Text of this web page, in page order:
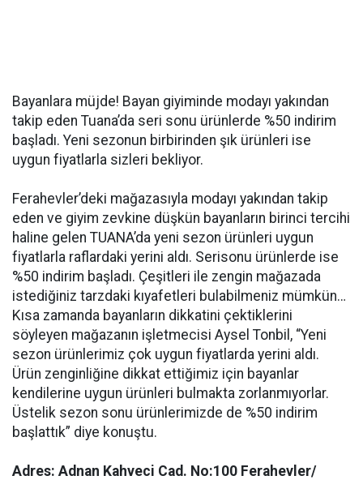
Bayanlara müjde! Bayan giyiminde modayı yakından
takip eden Tuana’da seri sonu ürünlerde %50 indirim
başladı. Yeni sezonun birbirinden şık ürünleri ise
uygun fiyatlarla sizleri bekliyor.
Ferahevler’deki mağazasıyla modayı yakından takip
eden ve giyim zevkine düşkün bayanların birinci tercihi
haline gelen TUANA’da yeni sezon ürünleri uygun
fiyatlarla raflardaki yerini aldı. Serisonu ürünlerde ise
%50 indirim başladı. Çeşitleri ile zengin mağazada
istediğiniz tarzdaki kıyafetleri bulabilmeniz mümkün…
Kısa zamanda bayanların dikkatini çektiklerini
söyleyen mağazanın işletmecisi Aysel Tonbil, “Yeni
sezon ürünlerimiz çok uygun fiyatlarda yerini aldı.
Ürün zenginliğine dikkat ettiğimiz için bayanlar
kendilerine uygun ürünleri bulmakta zorlanmıyorlar.
Üstelik sezon sonu ürünlerimizde de %50 indirim
başlattık” diye konuştu.
Adres: Adnan Kahveci Cad. No:100 Ferahevler/